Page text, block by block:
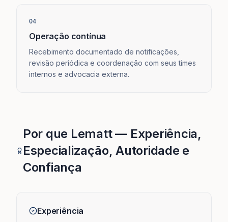
04
Operação contínua
Recebimento documentado de notificações,
revisão periódica e coordenação com seus times
internos e advocacia externa.
Por que Lematt — Experiência,
Especialização, Autoridade e
Confiança
Experiência